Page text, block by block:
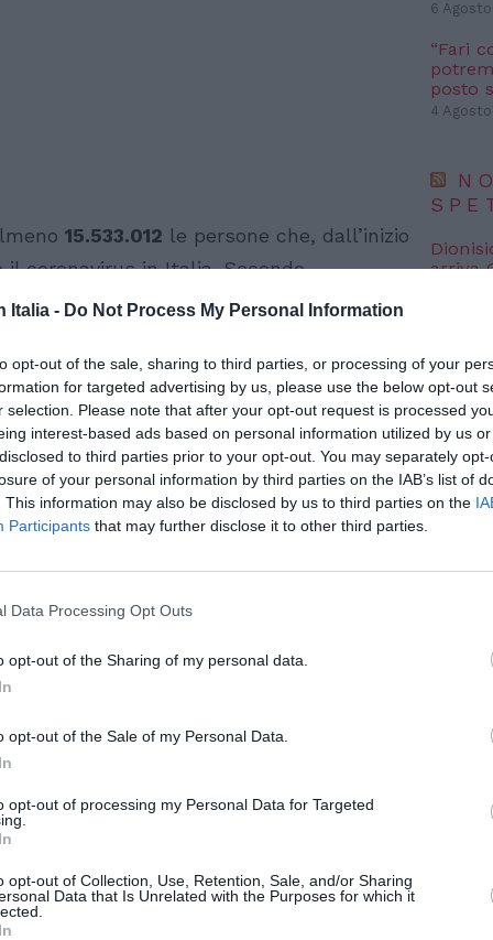
Italia - Do Not Process My Personal Information
opt-out of the sale, sharing to third parties, or processing of your
for targeted advertising by us, please use the below opt-out
selection. Please note that after your opt-out request is processed
interest-based ads based on personal information utilized by us
to third parties prior to your opt-out. You may separately
of your personal information by third parties on the IAB’s list of
This information may also be disclosed by us to third parties on the
Participants that may further disclose it to other third parties.
Data Processing Opt Outs
opt-out of the Sharing of my personal data.
opt-out of the Sale of my Personal Data.
opt-out of processing my Personal Data for Targeted
opt-out of Collection, Use, Retention, Sale, and/or Sharing
Data that Is Unrelated with the Purposes for which it
15.533.012 le persone che, dall’inizio
coronavirus in Italia. Secondo
covid di oggi, 14 aprile 2022, i nuovi
solamente nelle ultime 24 ore. I guariti o
65.664
. In totale, da quando è scoppiata
attuali positivi, infine, sono in
a ieri.
6
“Fari
posto
4
arriva
7